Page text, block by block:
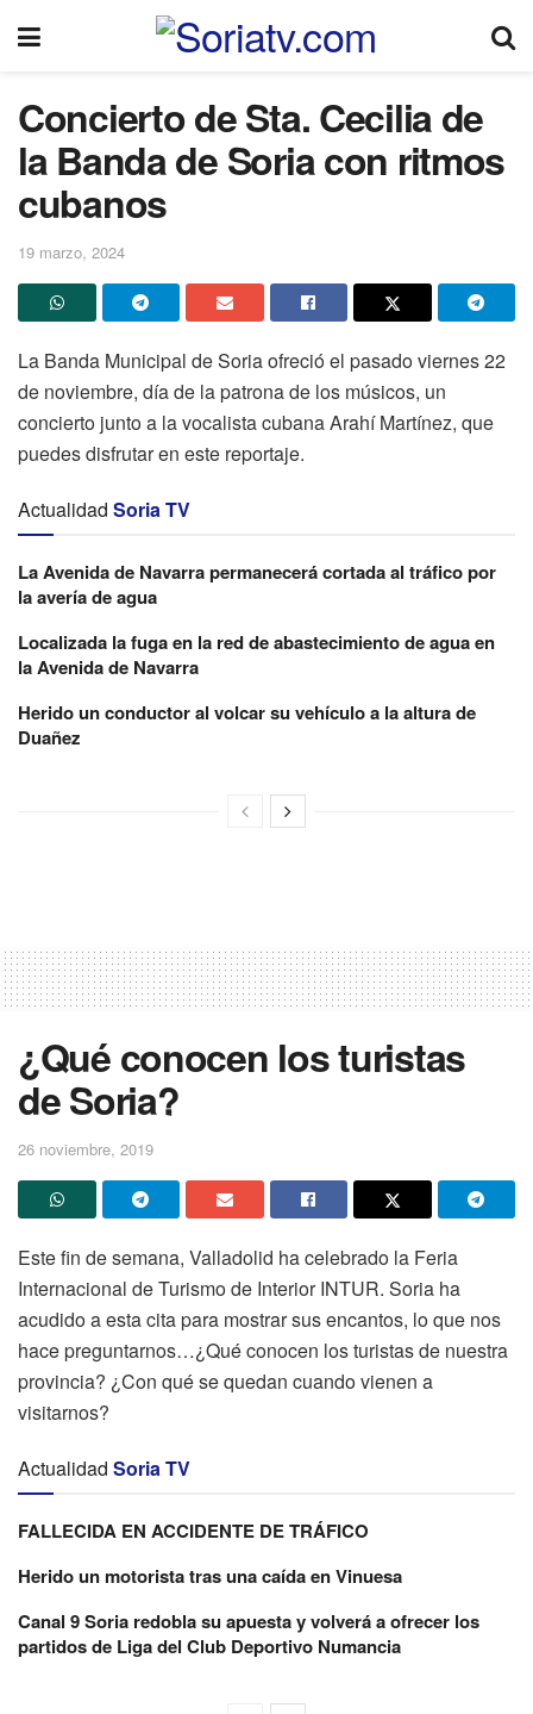
Concierto de Sta. Cecilia de
la Banda de Soria con ritmos
cubanos
19 marzo, 2024
La Banda Municipal de Soria ofreció el pasado viernes 22
de noviembre, día de la patrona de los músicos, un
concierto junto a la vocalista cubana Arahí Martínez, que
puedes disfrutar en este reportaje.
Actualidad Soria TV
La Avenida de Navarra permanecerá cortada al tráfico por
la avería de agua
Localizada la fuga en la red de abastecimiento de agua en
la Avenida de Navarra
Herido un conductor al volcar su vehículo a la altura de
Duañez
¿Qué conocen los turistas
de Soria?
26 noviembre, 2019
Este fin de semana, Valladolid ha celebrado la Feria
Internacional de Turismo de Interior INTUR. Soria ha
acudido a esta cita para mostrar sus encantos, lo que nos
hace preguntarnos…¿Qué conocen los turistas de nuestra
provincia? ¿Con qué se quedan cuando vienen a
visitarnos?
Actualidad Soria TV
FALLECIDA EN ACCIDENTE DE TRÁFICO
Herido un motorista tras una caída en Vinuesa
Canal 9 Soria redobla su apuesta y volverá a ofrecer los
partidos de Liga del Club Deportivo Numancia